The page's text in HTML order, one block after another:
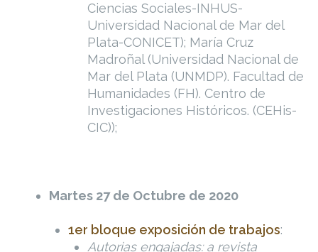
Ciencias Sociales-INHUS-
Universidad Nacional de Mar del
Plata-CONICET); María Cruz
Madroñal (Universidad Nacional de
Mar del Plata (UNMDP). Facultad de
Humanidades (FH). Centro de
Investigaciones Históricos. (CEHis-
CIC));
Martes 27 de Octubre de 2020
1er bloque exposición de trabajos:
Autorias engajadas: a revista